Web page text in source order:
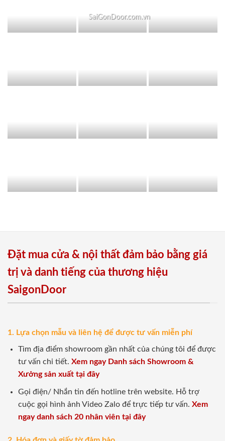
SaiGonDoor.com.vn
Đặt mua cửa & nội thất đảm bảo bằng giá
trị và danh tiếng của thương hiệu
SaigonDoor
1. Lựa chọn mẫu và liên hệ để được tư vấn miễn phí
Tìm địa điểm showroom gần nhất của chúng tôi để được
tư vấn chi tiết. Xem ngay Danh sách Showroom &
Xưởng sản xuất tại đây
Gọi điện/ Nhắn tin đến hotline trên website. Hỗ trợ
cuộc gọi hình ảnh Video Zalo để trực tiếp tư vấn. Xem
ngay danh sách 20 nhân viên tại đây